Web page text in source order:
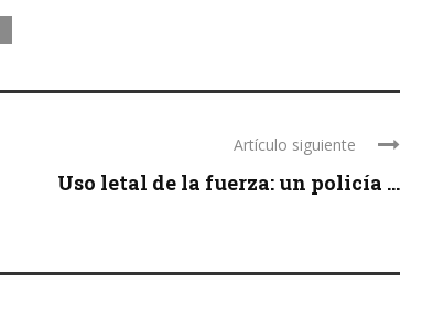
Artículo siguiente
Uso letal de la fuerza: un policía ...